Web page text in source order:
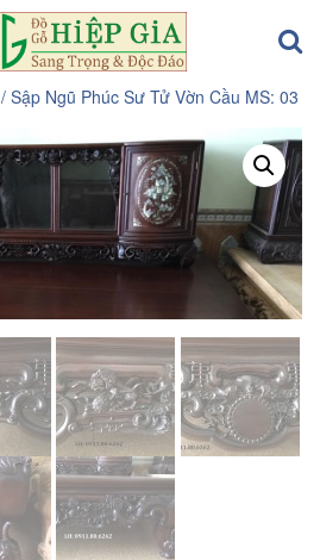
/ Sập Ngũ Phúc Sư Tử Vờn Cầu MS: 03